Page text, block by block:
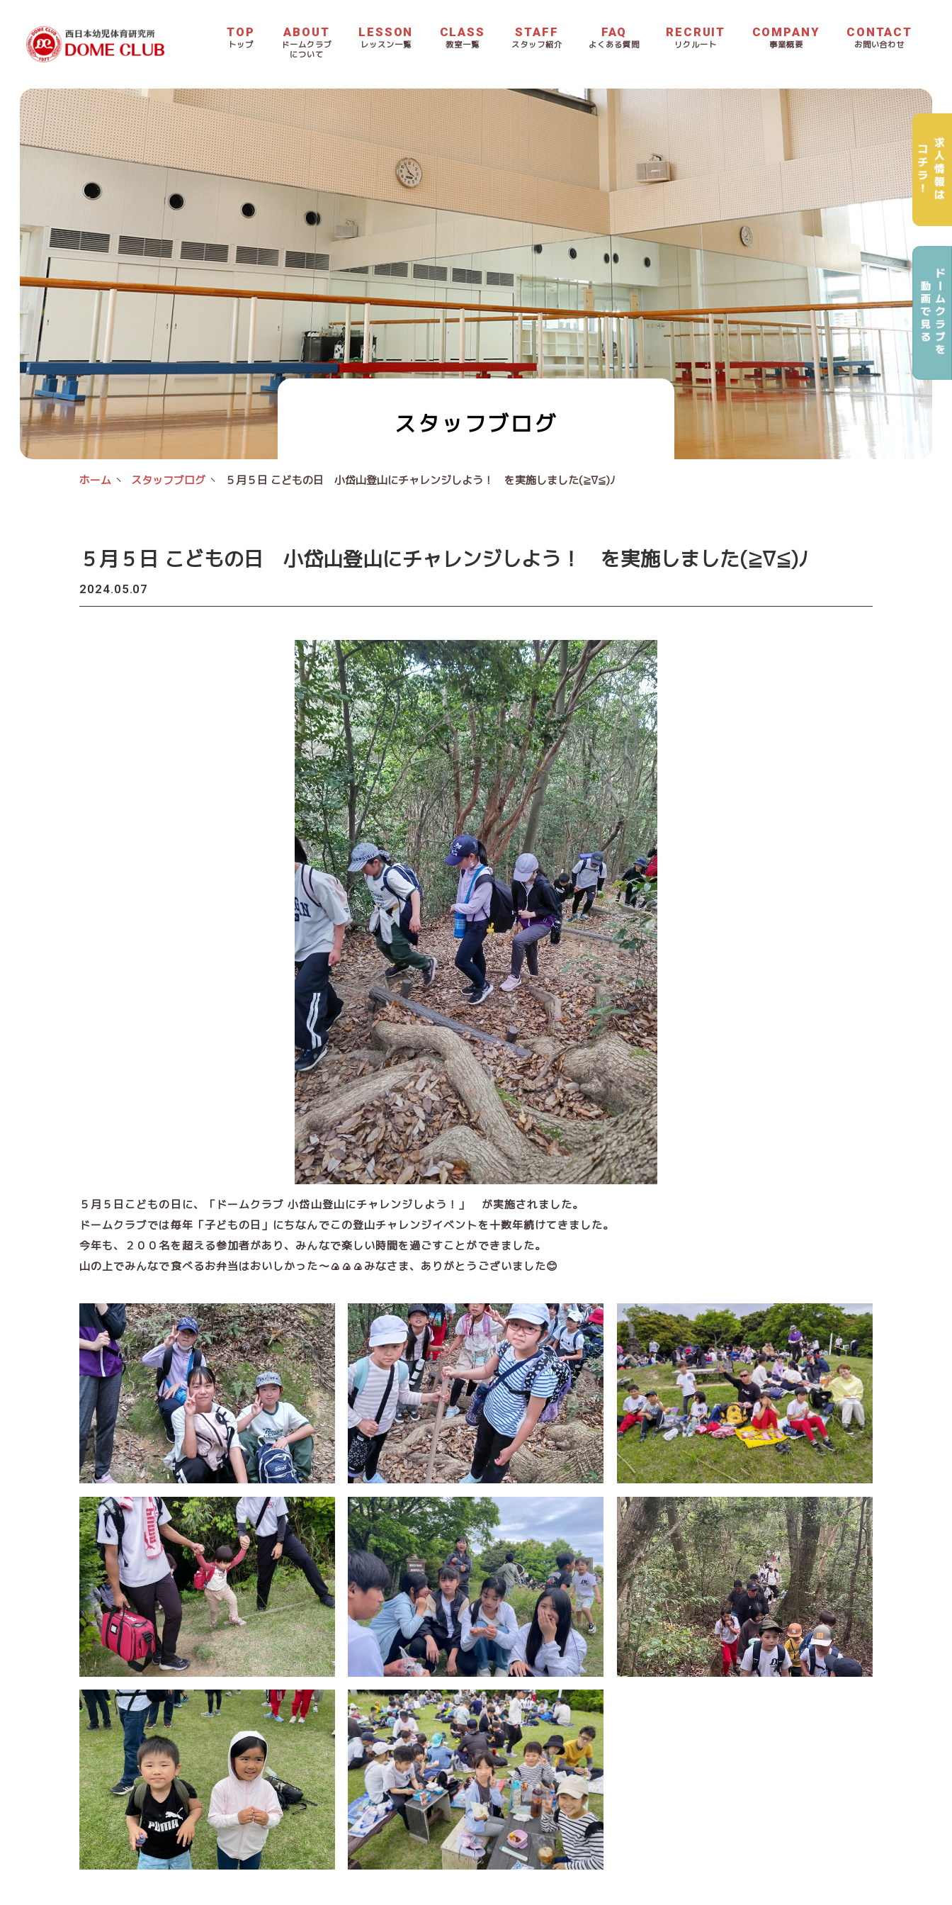
TOP
トップ
ABOUT
ドームクラブ
について
LESSON
レッスン一覧
CLASS
教室一覧
STAFF
スタッフ紹介
FAQ
よくある質問
RECRUIT
リクルート
COMPANY
事業概要
CONTACT
お問い合わせ
スタッフブログ
ホーム スタッフブログ ５月５日 こどもの日 小岱山登山にチャレンジしよう！ を実施しました(≧∇≦)ﾉ
５月５日 こどもの日 小岱山登山にチャレンジしよう！ を実施しました(≧∇≦)ﾉ
2024.05.07
５月５日こどもの日に、「ドームクラブ 小岱山登山にチャレンジしよう！」 が実施されました。
ドームクラブでは毎年「子どもの日」にちなんでこの登山チャレンジイベントを十数年続けてきました。
今年も、２００名を超える参加者があり、みんなで楽しい時間を過ごすことができました。
山の上でみんなで食べるお弁当はおいしかった～🍙🍙🍙みなさま、ありがとうございました😊